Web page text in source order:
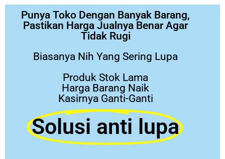
Punya Toko Dengan Banyak Barang,
Pastikan Harga Jualnya Benar Agar
Tidak Rugi
Biasanya Nih Yang Sering Lupa
Produk Stok Lama
Harga Barang Naik
Kasirnya Ganti-Ganti
Solusi anti lupa